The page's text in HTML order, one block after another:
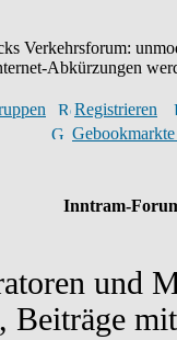
Verkehrsforum:
Abkürzungen
Registrieren
Inntram-
und
Beiträge